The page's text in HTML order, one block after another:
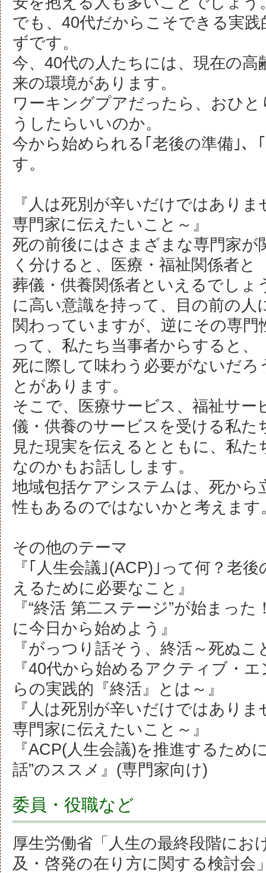
でも、40代だからこそできる実
ずです。
今、40代の人たちには、現在の高
来の環境があります。
ワーキングプアだったら、おひ
うしたらいいのか。
今から始められる｢老後の準備｣、
す。
『人は死別が辛いだけではあり
専門家に伝えたいこと～』
死の前後にはさまざまな専門家が
く分けると、医療・福祉関係者と
葬儀・供養関係者といえるでしょ
に高い意識を持って、目の前の人
関わっていますが、逆にその専門
って、私たち当事者からすると、
死に際して味わう必要がないだろ
とがあります。
そこで、医療サービス、福祉サー
儀・供養のサービスを受ける私た
見た現実を伝えるとともに、私
なのかもお話しします。
地域包括ケアシステムは、死から
性もあるのではないかと考えます
その他のテーマ
『｢人生会議｣(ACP)｣って何？老
えるために必要なこと』
『“終活 第二ステージ”が始まっ
に今日から始めよう』
『がっつり話そう、終活～死ぬ
『40代から始めるアクティブ・
らの実践的『終活』とは～』
『人は死別が辛いだけではあり
専門家に伝えたいこと～』
『ACP(人生会議)を推進するため
話”のススメ』(専門家向け)
委員・役職など
厚生労働省「人生の最終段階にお
及・啓発の在り方に関する検討会